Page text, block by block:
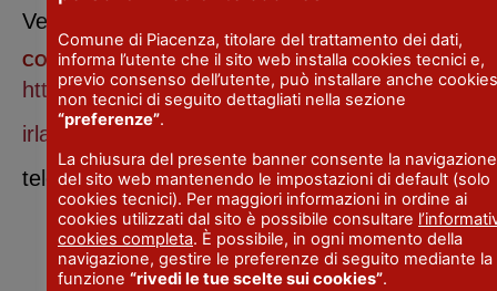
Vedi programma
CONTATTI
http://www.associazionenovecento.com/
irlandainmusica@gmail.com
telephone: + 39 0523 962815
Comune di Piacenza, titolare del trattamento dei dati,
informa l’utente che il sito web installa cookies tecnici e,
previo consenso dell’utente, può installare anche cookies
non tecnici di seguito dettagliati nella sezione
“preferenze”.
La chiusura del presente banner consente la navigazione
del sito web mantenendo le impostazioni di default (solo
cookies tecnici). Per maggiori informazioni in ordine ai
cookies utilizzati dal sito è possibile consultare
cookies completa. È possibile, in ogni momento della
navigazione, gestire le preferenze di seguito mediante la
funzione “rivedi le tue scelte sui cookies”.